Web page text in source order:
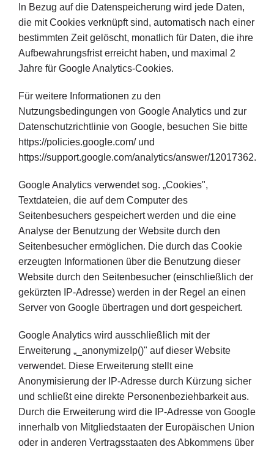
In Bezug auf die Datenspeicherung wird jede Daten,
die mit Cookies verknüpft sind, automatisch nach einer
bestimmten Zeit gelöscht, monatlich für Daten, die ihre
Aufbewahrungsfrist erreicht haben, und maximal 2
Jahre für Google Analytics-Cookies.
Für weitere Informationen zu den
Nutzungsbedingungen von Google Analytics und zur
Datenschutzrichtlinie von Google, besuchen Sie bitte
https://policies.google.com/ und
https://support.google.com/analytics/answer/12017362.
Google Analytics verwendet sog. „Cookies",
Textdateien, die auf dem Computer des
Seitenbesuchers gespeichert werden und die eine
Analyse der Benutzung der Website durch den
Seitenbesucher ermöglichen. Die durch das Cookie
erzeugten Informationen über die Benutzung dieser
Website durch den Seitenbesucher (einschließlich der
gekürzten IP-Adresse) werden in der Regel an einen
Server von Google übertragen und dort gespeichert.
Google Analytics wird ausschließlich mit der
Erweiterung „_anonymizeIp()" auf dieser Website
verwendet. Diese Erweiterung stellt eine
Anonymisierung der IP-Adresse durch Kürzung sicher
und schließt eine direkte Personenbeziehbarkeit aus.
Durch die Erweiterung wird die IP-Adresse von Google
innerhalb von Mitgliedstaaten der Europäischen Union
oder in anderen Vertragsstaaten des Abkommens über